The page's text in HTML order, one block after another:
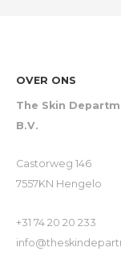
OVER ONS
The Skin
B.V.
Castorweg 146
7557KN Hengelo
+31 74 20 20 233